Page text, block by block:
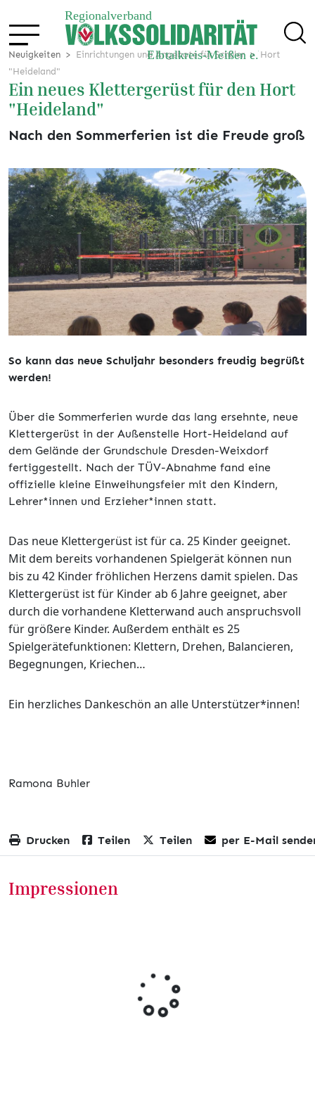
Neuigkeiten Einrichtungen und Angebote für Schüler
Hort
"Heideland"
Ein neues Klettergerüst für den Hort
"Heideland"
Nach den Sommerferien ist die Freude groß
So kann das neue Schuljahr besonders freudig begrüßt
werden!
Über die Sommerferien wurde das lang ersehnte, neue
Klettergerüst in der Außenstelle Hort-Heideland auf
dem Gelände der Grundschule Dresden-Weixdorf
fertiggestellt. Nach der TÜV-Abnahme fand eine
offizielle kleine Einweihungsfeier mit den Kindern,
Lehrer*innen und Erzieher*innen statt.
Das neue Klettergerüst ist für ca. 25 Kinder geeignet.
Mit dem bereits vorhandenen Spielgerät können nun
bis zu 42 Kinder fröhlichen Herzens damit spielen. Das
Klettergerüst ist für Kinder ab 6 Jahre geeignet, aber
durch die vorhandene Kletterwand auch anspruchsvoll
für größere Kinder. Außerdem enthält es 25
Spielgerätefunktionen: Klettern, Drehen, Balancieren,
Begegnungen, Kriechen…
Ein herzliches Dankeschön an alle Unterstützer*innen!
Ramona Buhler
Drucken Teilen Teilen per E-Mail
Impressionen